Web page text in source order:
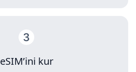
eSIM’ini kur